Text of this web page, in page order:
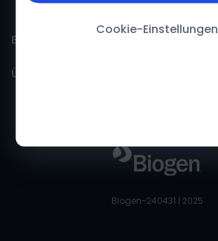
Cookie-Einstellungen
Biogen für mich
Biogen Für mich-Startseite
Feedback
Über Biogen
Nutzungsbedingungen
Biogen-240431 | 2025